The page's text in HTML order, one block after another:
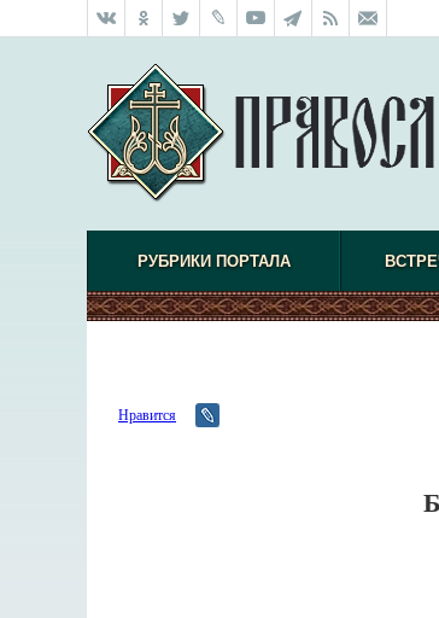
РУБРИКИ ПОРТАЛА
Нравится